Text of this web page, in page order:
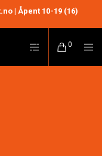
| Åpent 10-19 (16)
0